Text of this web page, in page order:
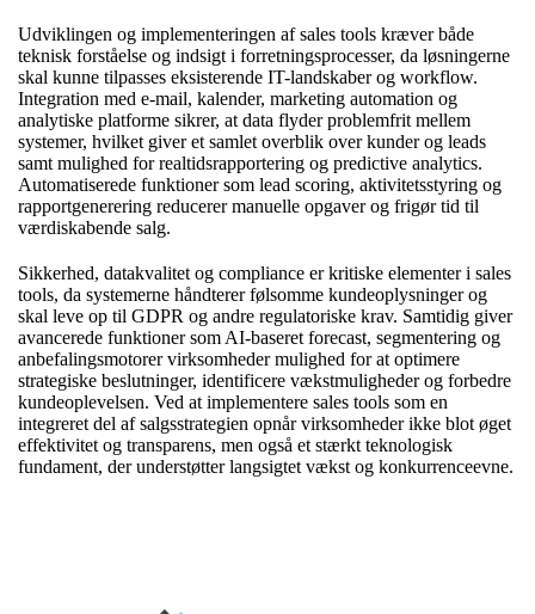
Udviklingen og implementeringen af sales tools kræver både
teknisk forståelse og indsigt i forretningsprocesser, da løsningerne
skal kunne tilpasses eksisterende IT-landskaber og workflow.
Integration med e-mail, kalender, marketing automation og
analytiske platforme sikrer, at data flyder problemfrit mellem
systemer, hvilket giver et samlet overblik over kunder og leads
samt mulighed for realtidsrapportering og predictive analytics.
Automatiserede funktioner som lead scoring, aktivitetsstyring og
rapportgenerering reducerer manuelle opgaver og frigør tid til
værdiskabende salg.
Sikkerhed, datakvalitet og compliance er kritiske elementer i sales
tools, da systemerne håndterer følsomme kundeoplysninger og
skal leve op til GDPR og andre regulatoriske krav. Samtidig giver
avancerede funktioner som AI-baseret forecast, segmentering og
anbefalingsmotorer virksomheder mulighed for at optimere
strategiske beslutninger, identificere vækstmuligheder og forbedre
kundeoplevelsen. Ved at implementere sales tools som en
integreret del af salgsstrategien opnår virksomheder ikke blot øget
effektivitet og transparens, men også et stærkt teknologisk
fundament, der understøtter langsigtet vækst og konkurrenceevne.